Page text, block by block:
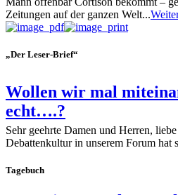
Zeitungen auf der ganzen Welt...
„Der Leser-Brief“
Wollen wir mal
echt….?
Sehr geehrte Damen und Herren,
Debattenkultur in unserem Forum
Tagebuch